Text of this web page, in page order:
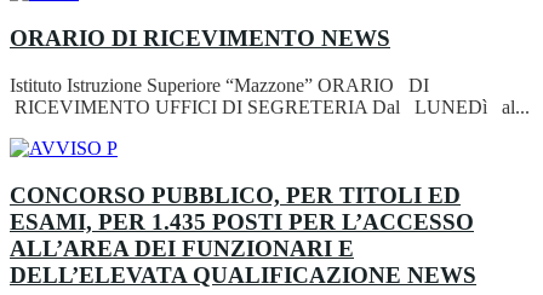
ORARIO DI RICEVIMENTO NEWS
Istituto Istruzione Superiore “Mazzone” ORARIO DI
RICEVIMENTO UFFICI DI SEGRETERIA Dal LUNEDì al...
CONCORSO PUBBLICO, PER TITOLI ED
ESAMI, PER 1.435 POSTI PER L’ACCESSO
ALL’AREA DEI FUNZIONARI E
DELL’ELEVATA QUALIFICAZIONE NEWS